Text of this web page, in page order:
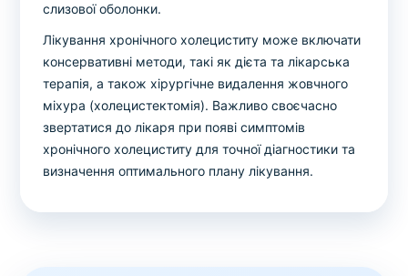
слизової оболонки.
Лікування хронічного холециститу може включати
консервативні методи, такі як дієта та лікарська
терапія, а також хірургічне видалення жовчного
міхура (холецистектомія). Важливо своєчасно
звертатися до лікаря при появі симптомів
хронічного холециститу для точної діагностики та
визначення оптимального плану лікування.